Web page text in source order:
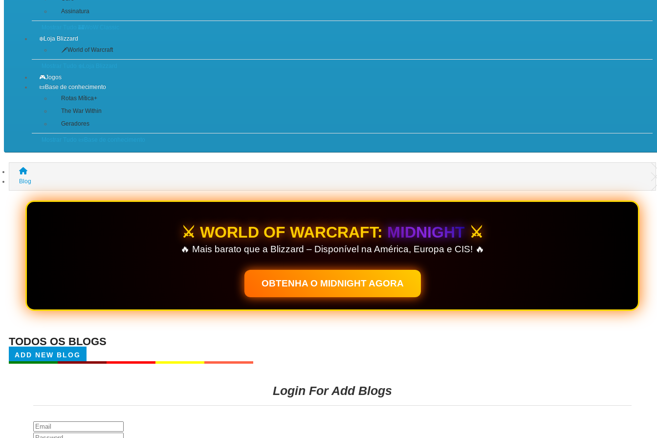
Assinatura
❄️Loja Blizzard
🗡️World of Warcraft
🎮Jogos
📜Base de conhecimento
Rotas Mítica+
The War Within
Geradores
Blog
⚔️ WORLD OF WARCRAFT: MIDNIGHT ⚔️
🔥 Mais barato que a Blizzard – Disponível na América, Europa e CIS! 🔥
OBTENHA O MIDNIGHT AGORA
TODOS OS BLOGS
ADD NEW BLOG
Login For Add Blogs